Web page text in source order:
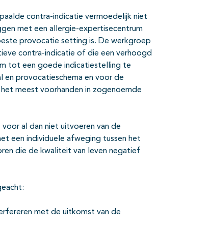
contra-indicatie vermoedelijk niet
met een allergie-expertisecentrum
provocatie setting is. De werkgroep
contra-indicatie of die een verhoogd
tot een goede indicatiestelling te
en provocatieschema en voor de
meest voorhanden in zogenoemde
al dan niet uitvoeren van de
een individuele afweging tussen het
die de kwaliteit van leven negatief
met de uitkomst van de